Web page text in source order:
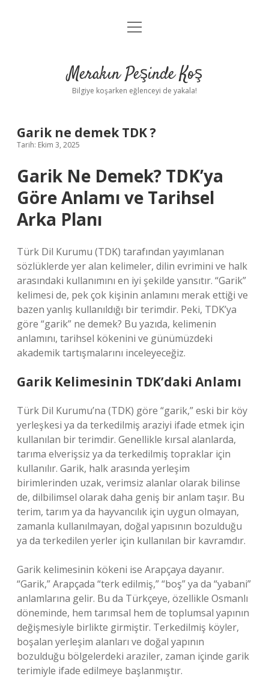
Anasayfa
Yasal Uyarı
menüyü
Merakın Peşinde Koş
Bilgiye koşarken eğlenceyi de yakala!
Garik ne demek TDK ?
Tarih: Ekim 3, 2025
Garik Ne Demek? TDK’ya
Göre Anlamı ve Tarihsel
Arka Planı
Türk Dil Kurumu (TDK) tarafından yayımlanan
sözlüklerde yer alan kelimeler, dilin evrimini ve halk
arasındaki kullanımını en iyi şekilde yansıtır. “Garik”
kelimesi de, pek çok kişinin anlamını merak ettiği ve
bazen yanlış kullanıldığı bir terimdir. Peki, TDK’ya
göre “garik” ne demek? Bu yazıda, kelimenin
anlamını, tarihsel kökenini ve günümüzdeki
akademik tartışmalarını inceleyeceğiz.
Garik Kelimesinin TDK’daki Anlamı
Türk Dil Kurumu’na (TDK) göre “garik,” eski bir köy
yerleşkesi ya da terkedilmiş araziyi ifade etmek için
kullanılan bir terimdir. Genellikle kırsal alanlarda,
tarıma elverişsiz ya da terkedilmiş topraklar için
kullanılır. Garik, halk arasında yerleşim
birimlerinden uzak, verimsiz alanlar olarak bilinse
de, dilbilimsel olarak daha geniş bir anlam taşır. Bu
terim, tarım ya da hayvancılık için uygun olmayan,
zamanla kullanılmayan, doğal yapısının bozulduğu
ya da terkedilen yerler için kullanılan bir kavramdır.
Garik kelimesinin kökeni ise Arapçaya dayanır.
“Garik,” Arapçada “terk edilmiş,” “boş” ya da “yabani”
anlamlarına gelir. Bu da Türkçeye, özellikle Osmanlı
döneminde, hem tarımsal hem de toplumsal yapının
değişmesiyle birlikte girmiştir. Terkedilmiş köyler,
boşalan yerleşim alanları ve doğal yapının
bozulduğu bölgelerdeki araziler, zaman içinde garik
terimiyle ifade edilmeye başlanmıştır.